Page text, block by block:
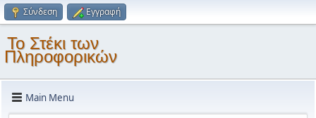
Σύνδεση Εγγραφή
Το Στέκι των
Πληροφορικών
Main Menu